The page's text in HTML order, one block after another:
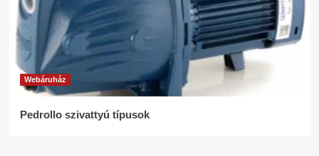
Webáruház
Pedrollo szivattyú típusok